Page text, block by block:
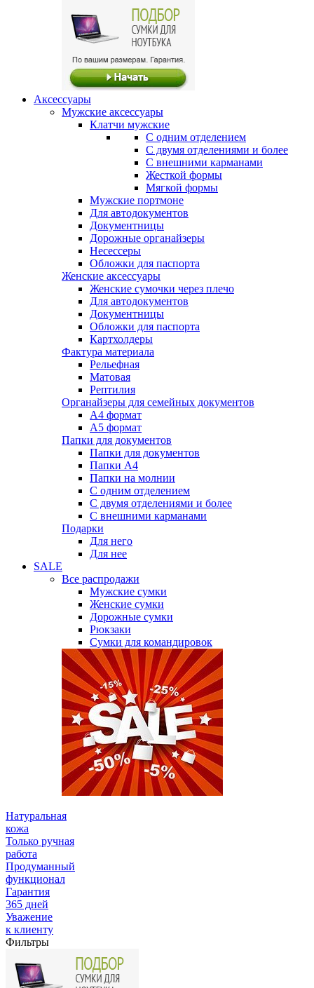
Аксессуары
Мужские аксессуары
Клатчи мужские
С одним отделением
С двумя отделениями и более
С внешними карманами
Жесткой формы
Мягкой формы
Мужские портмоне
Для автодокументов
Документницы
Дорожные органайзеры
Несессеры
Обложки для паспорта
Женские аксессуары
Женские сумочки через плечо
Для автодокументов
Документницы
Обложки для паспорта
Картхолдеры
Фактура материала
Рельефная
Матовая
Рептилия
Органайзеры для семейных документов
А4 формат
А5 формат
Папки для документов
Папки для документов
Папки А4
Папки на молнии
С одним отделением
С двумя отделениями и более
С внешними карманами
Подарки
Для него
Для нее
SALE
Все распродажи
Мужские сумки
Женские сумки
Дорожные сумки
Рюкзаки
Сумки для командировок
Натуральная
кожа
Только ручная
работа
Продуманный
функционал
Гарантия
365 дней
Уважение
к клиенту
Фильтры